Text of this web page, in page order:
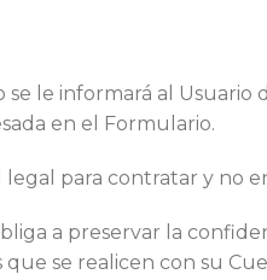
le informará al
en el Formulario.
legal para contratar y
a preservar la
que se realicen con su